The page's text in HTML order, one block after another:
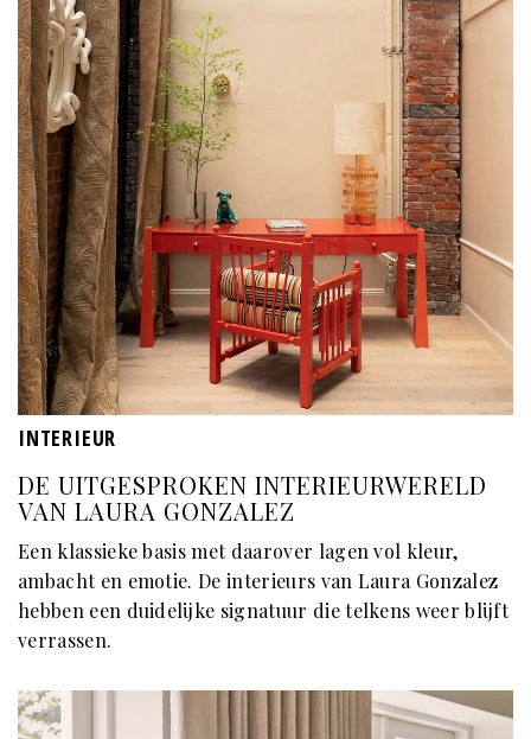
INTERIEUR
DE UITGESPROKEN INTERIEURWERELD
VAN LAURA GONZALEZ
Een klassieke basis met daarover lagen vol kleur,
ambacht en emotie. De interieurs van Laura Gonzalez
hebben een duidelijke signatuur die telkens weer blijft
verrassen.